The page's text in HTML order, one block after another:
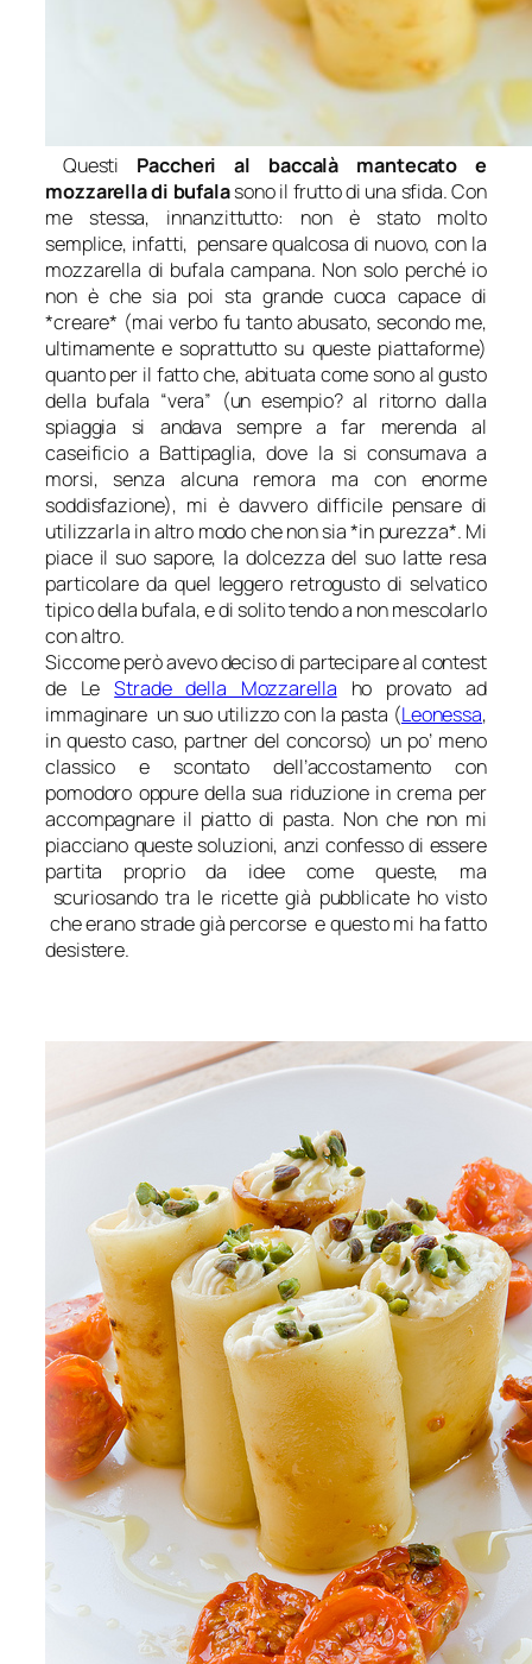
Questi Paccheri al baccalà mantecato e
mozzarella di bufalasono il frutto di una sfida. Con
me stessa, innanzittutto: non è stato molto
semplice, infatti, pensare qualcosa di nuovo, con la
mozzarella di bufala campana. Non solo perché io
non è che sia poi sta grande cuoca capace di
*creare* (mai verbo fu tanto abusato, secondo me,
ultimamente e soprattutto su queste piattaforme)
quanto per il fatto che, abituata come sono al gusto
della bufala “vera” (un esempio? al ritorno dalla
spiaggia si andava sempre a far merenda al
caseificio a Battipaglia, dove la si consumava a
morsi, senza alcuna remora ma con enorme
soddisfazione), mi è davvero difficile pensare di
utilizzarla in altro modo che non sia *in purezza*. Mi
piace il suo sapore, la dolcezza del suo latte resa
particolare da quel leggero retrogusto di selvatico
tipico della bufala, e di solito tendo a non mescolarlo
con altro.
Siccome però avevo deciso di partecipare al contest
de LeStrade della Mozzarella ho provato ad
immaginare un suo utilizzo con la pasta (Leonessa,
in questo caso, partner del concorso) un po’ meno
classico e scontato dell’accostamento con
pomodoro oppure della sua riduzione in crema per
accompagnare il piatto di pasta. Non che non mi
piacciano queste soluzioni, anzi confesso di essere
partita proprio da idee come queste, ma
scuriosando tra le ricette già pubblicate ho visto
che erano strade già percorse e questo mi ha fatto
desistere.